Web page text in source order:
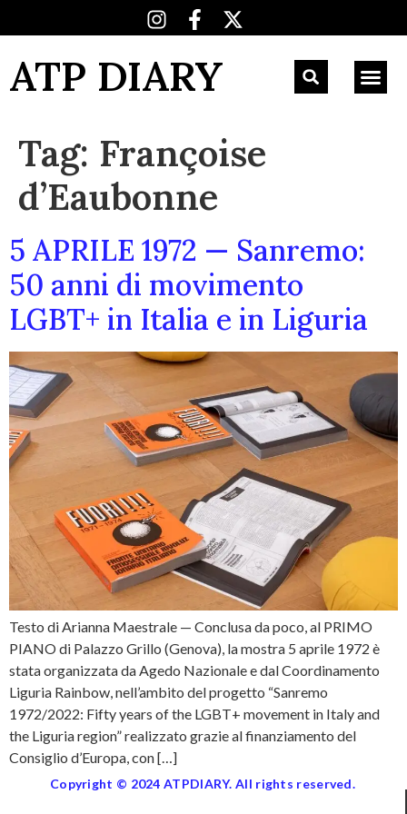
ATP DIARY
Tag: Françoise
d’Eaubonne
5 APRILE 1972 — Sanremo:
50 anni di movimento
LGBT+ in Italia e in Liguria
Testo di Arianna Maestrale — Conclusa da poco, al PRIMO
PIANO di Palazzo Grillo (Genova), la mostra 5 aprile 1972 è
stata organizzata da Agedo Nazionale e dal Coordinamento
Liguria Rainbow, nell’ambito del progetto “Sanremo
1972/2022: Fifty years of the LGBT+ movement in Italy and
the Liguria region” realizzato grazie al finanziamento del
Consiglio d’Europa, con […]
Copyright © 2024 ATPDIARY. All rights reserved.